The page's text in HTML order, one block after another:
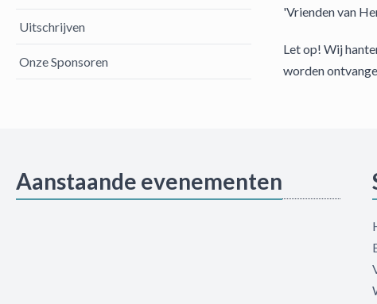
Uitschrijven
Onze Sponsoren
'Vrienden van
Let op! Wij
worden
Aanstaande evenementen